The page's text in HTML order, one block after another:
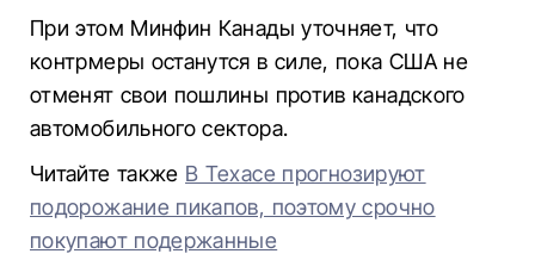
При этом Минфин Канады уточняет, что
контрмеры останутся в силе, пока США не
отменят свои пошлины против канадского
автомобильного сектора.
Читайте также В Техасе прогнозируют
подорожание пикапов, поэтому срочно
покупают подержанные